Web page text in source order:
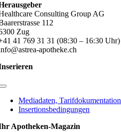
Consulting Group AG
112
Zug
41 769 31 31 (08:30 – 16:30 Uhr)
apotheke.ch
Toggle
NavigationMediadaten, Tarifdokumentation
Insertionsbedingungen
Apotheken-Magazin